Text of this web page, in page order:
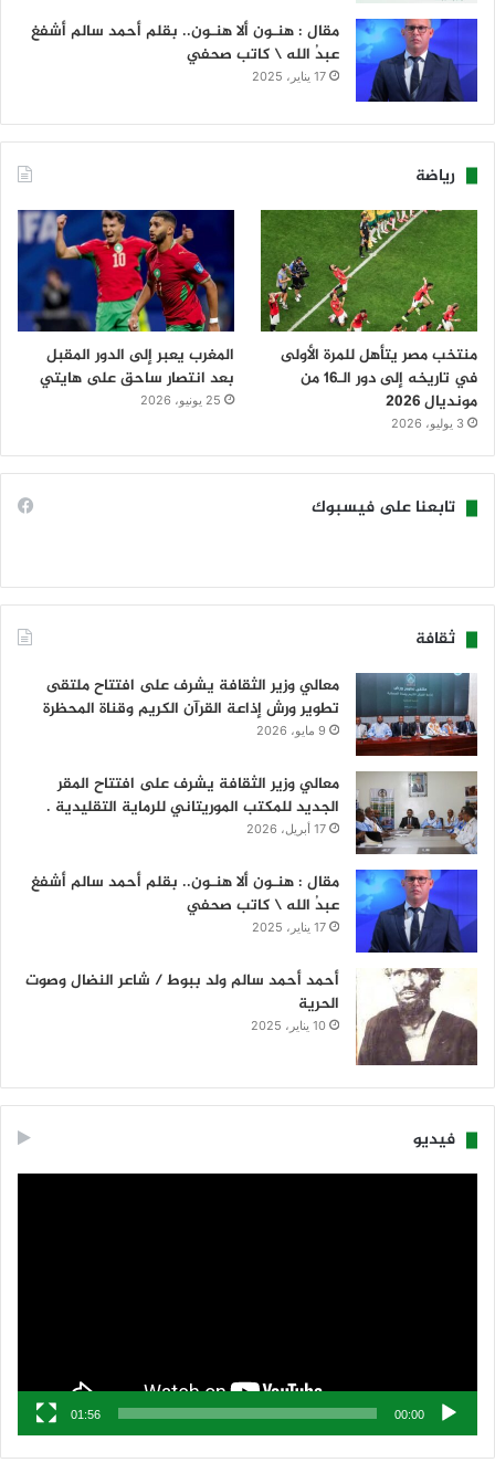
مقال : هنـون ألا هنـون.. بقلم أحمد سالم أشفغ
عبدُ الله \ كاتب صحفي
17 يناير، 2025
رياضة
منتخب مصر يتأهل للمرة الأولى
في تاريخه إلى دور الـ16 من
مونديال 2026
3 يوليو، 2026
المغرب يعبر إلى الدور المقبل
بعد انتصار ساحق على هايتي
25 يونيو، 2026
تابعنا على فيسبوك
ثقافة
معالي وزير الثقافة يشرف على افتتاح ملتقى
تطوير ورش إذاعة القرآن الكريم وقناة المحظرة
9 مايو، 2026
معالي وزير الثقافة يشرف على افتتاح المقر
الجديد للمكتب الموريتاني للرماية التقليدية .
17 أبريل، 2026
مقال : هنـون ألا هنـون.. بقلم أحمد سالم أشفغ
عبدُ الله \ كاتب صحفي
17 يناير، 2025
أحمد أحمد سالم ولد ببوط / شاعر النضال وصوت
الحرية
10 يناير، 2025
فيديو
00:00
01:56